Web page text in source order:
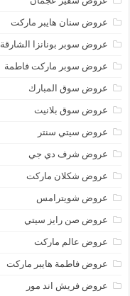
عروض سنان هايبر ماركت
عروض سوبر بونانزا الشارقة
عروض سوبر ماركت فاطمة
عروض سوق المبارك
عروض سوق بلانيت
عروض سيتي سنتر
عروض شرف دي جي
عروض شكلان ماركت
عروض شويترامس
عروض صن رايز سيتي
عروض عالم ماركت
عروض فاطمة هايبر ماركت
عروض فريش اند مور